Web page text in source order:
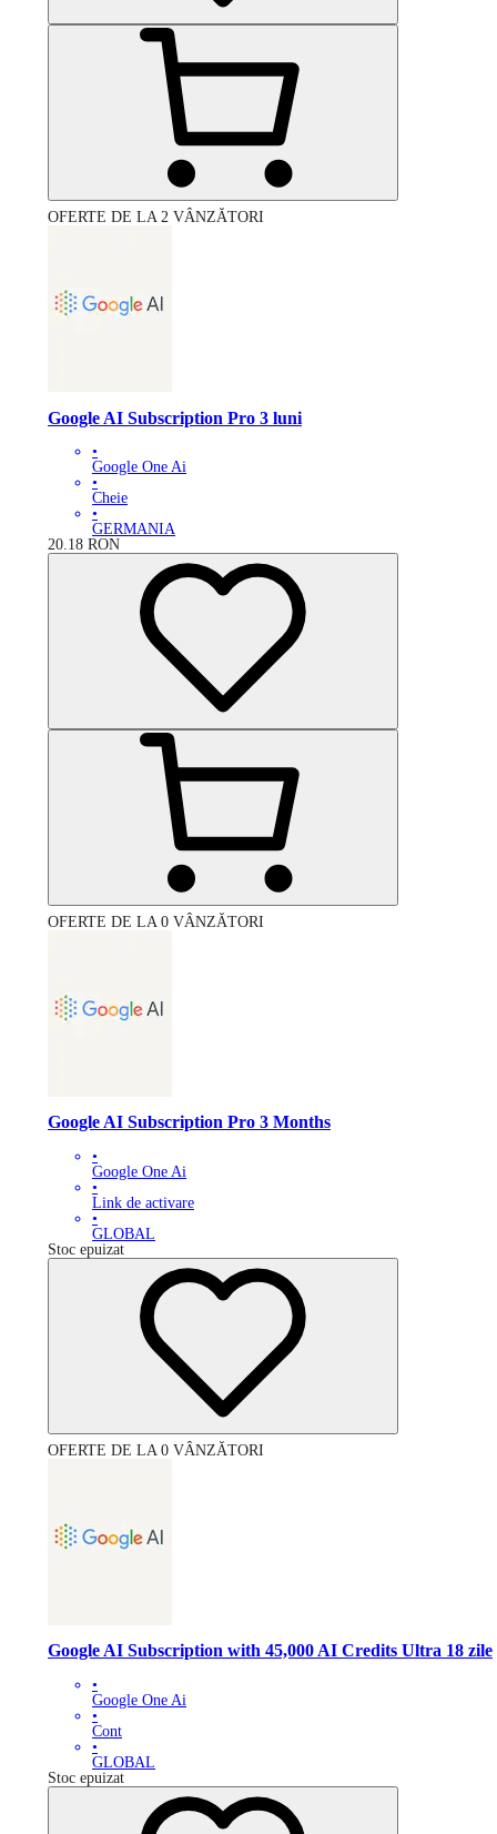
OFERTE DE LA 2 VÂNZĂTORI
Google AI Subscription Pro 3 luni
•
Google One Ai
•
Cheie
•
GERMANIA
20.18 RON
OFERTE DE LA 0 VÂNZĂTORI
Google AI Subscription Pro 3 Months
•
Google One Ai
•
Link de activare
•
GLOBAL
Stoc epuizat
OFERTE DE LA 0 VÂNZĂTORI
Google AI Subscription with 45,000 AI Credits Ultra 18 zile
•
Google One Ai
•
Cont
•
GLOBAL
Stoc epuizat